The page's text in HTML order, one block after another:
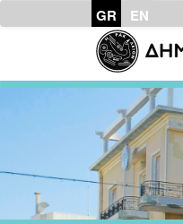
GR EN